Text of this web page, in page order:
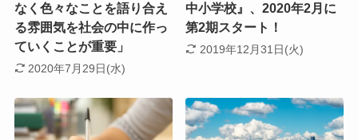
なく色々なことを語り合え
る雰囲気を社会の中に作っ
ていくことが重要」
2020年7月29日(水)
中小学校』、2020年2月に
第2期スタート！
2019年12月31日(火)